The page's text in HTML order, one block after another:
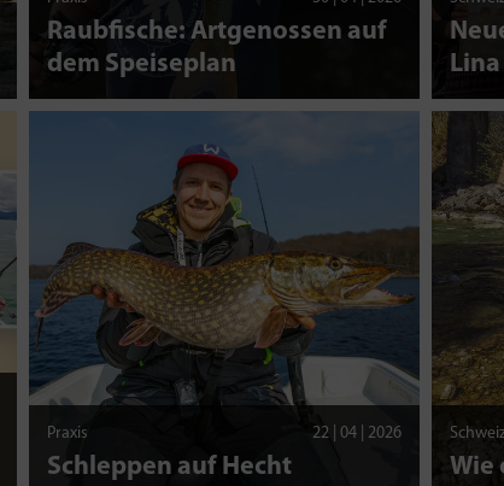
Raubfische: Artgenossen auf
dem Speiseplan
Lina
Praxis 22 | 04 | 2026
Schleppen auf Hecht Wie